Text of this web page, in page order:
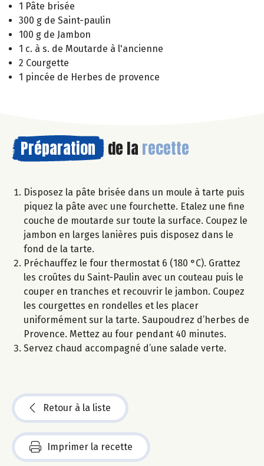
1 Pâte brisée
300 g de Saint-paulin
100 g de Jambon
1 c. à s. de Moutarde à l'ancienne
2 Courgette
1 pincée de Herbes de provence
Préparation de la recette
Disposez la pâte brisée dans un moule à tarte puis
piquez la pâte avec une fourchette. Etalez une fine
couche de moutarde sur toute la surface. Coupez le
jambon en larges lanières puis disposez dans le
fond de la tarte.
Préchauffez le four thermostat 6 (180 °C). Grattez
les croûtes du Saint-Paulin avec un couteau puis le
couper en tranches et recouvrir le jambon. Coupez
les courgettes en rondelles et les placer
uniformément sur la tarte. Saupoudrez d’herbes de
Provence. Mettez au four pendant 40 minutes.
Servez chaud accompagné d’une salade verte.
Retour à la liste
Imprimer la recette